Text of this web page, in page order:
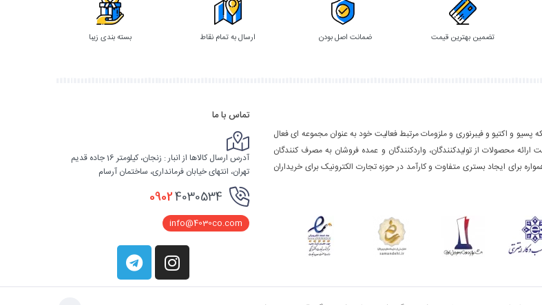
تضمین بهترین قیمت ضمانت اصل بودن ارسال به تمام نقاط بسته بندی زیبا
و اکتیو و فیبرنوری و ملزومات مرتبط فعالیت خود به عنوان مجموعه ای فعال
محصولات از تولیدکنندگان، واردکنندگان و عمده فروشان به مصرف کنندگان
برای ایجاد بستری متفاوت و کارآمد در حوزه تجارت الکترونیک برای خریداران
تماس با ما
آدرس ارسال کالاها از انبار : زنجان، کیلومتر 16 جاده قدیم
تهران، انتهای خیابان فرمانداری، ساختمان آرسام
09024030534
info@4030co.com